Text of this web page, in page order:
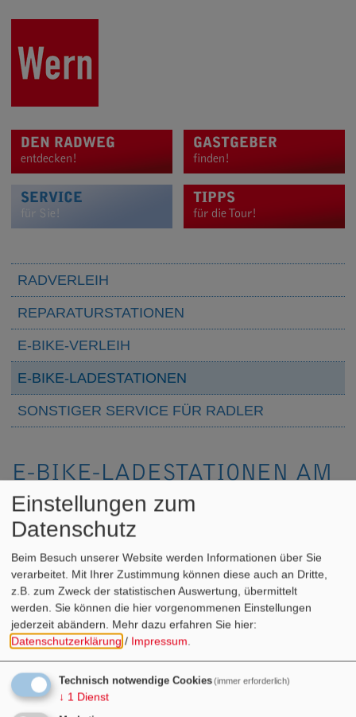
DEN RADWEG
entdecken!
GASTGEBER
finden!
SERVICE
für Sie!
TIPPS
für die Tour!
RADVERLEIH
REPARATURSTATIONEN
E-BIKE-VERLEIH
E-BIKE-LADESTATIONEN
SONSTIGER SERVICE FÜR RADLER
E-BIKE-LADESTATIONEN AM
WERN-RADWEG
Suchergebnisse
+
−
Karte
Luftbild
Einstellungen zum
Datenschutz
Beim Besuch unserer Website werden Informationen über Sie
verarbeitet. Mit Ihrer Zustimmung können diese auch an Dritte,
z.B. zum Zweck der statistischen Auswertung, übermittelt
werden. Sie können die hier vorgenommenen Einstellungen
jederzeit abändern. Mehr dazu erfahren Sie hier:
Datenschutzerklärung / Impressum.
Technisch notwendige Cookies(immer erforderlich)
↓ 1 Dienst